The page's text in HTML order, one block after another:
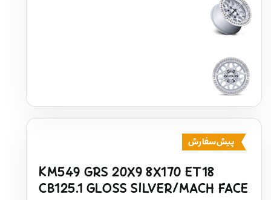
پیش‌سفارش
KM549 GRS 20X9 8X170 ET18
CB125.1 GLOSS SILVER/MACH FACE